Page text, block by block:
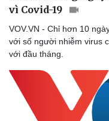
Thể thao
Bóng đá
Lịch thi đấu bóng đá
Thế giới thể thao
eSports
Hậu trường
vì Covid-19
VOV.VN - Chỉ hơn 10
với số người nhiễm virus
với đầu tháng.